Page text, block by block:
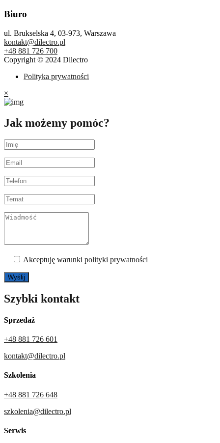
Biuro
ul. Brukselska 4, 03-973, Warszawa
kontakt@dilectro.pl
+48 881 726 700
Copyright © 2024 Dilectro
Polityka prywatności
×
Jak możemy pomóc?
Akceptuję warunki polityki prywatności
Szybki kontakt
Sprzedaż
+48 881 726 601
kontakt@dilectro.pl
Szkolenia
+48 881 726 648
szkolenia@dilectro.pl
Serwis